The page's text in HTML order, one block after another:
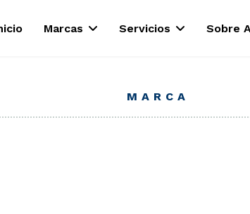
Marcas Servicios Sobre
MARCA